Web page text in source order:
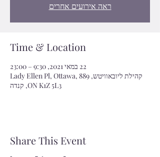
ראה אירועים אחרים
Time & Location
22 במאי 2021, 9:30 – 23:00
קהילת ליובאוויטש, 889 Lady Ellen Pl, Ottawa,
ON K1Z 5L3, קנדה
Share This Event